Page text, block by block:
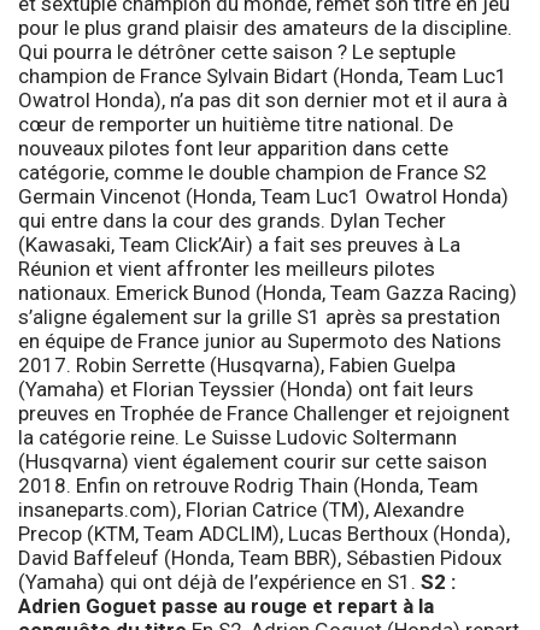
pour le plus grand plaisir des amateurs de la discipline.
Qui pourra le détrôner cette saison ? Le septuple
champion de France Sylvain Bidart (Honda, Team Luc1
Owatrol Honda), n’a pas dit son dernier mot et il aura à
cœur de remporter un huitième titre national. De
nouveaux pilotes font leur apparition dans cette
catégorie, comme le double champion de France S2
Germain Vincenot (Honda, Team Luc1 Owatrol Honda)
qui entre dans la cour des grands. Dylan Techer
(Kawasaki, Team Click’Air) a fait ses preuves à La
Réunion et vient affronter les meilleurs pilotes
nationaux. Emerick Bunod (Honda, Team Gazza Racing)
s’aligne également sur la grille S1 après sa prestation
en équipe de France junior au Supermoto des Nations
2017. Robin Serrette (Husqvarna), Fabien Guelpa
(Yamaha) et Florian Teyssier (Honda) ont fait leurs
preuves en Trophée de France Challenger et rejoignent
la catégorie reine. Le Suisse Ludovic Soltermann
(Husqvarna) vient également courir sur cette saison
2018. Enfin on retrouve Rodrig Thain (Honda, Team
insaneparts.com), Florian Catrice (TM), Alexandre
Precop (KTM, Team ADCLIM), Lucas Berthoux (Honda),
David Baffeleuf (Honda, Team BBR), Sébastien Pidoux
(Yamaha) qui ont déjà de l’expérience en S1. S2 :
Adrien Goguet passe au rouge et repart à la